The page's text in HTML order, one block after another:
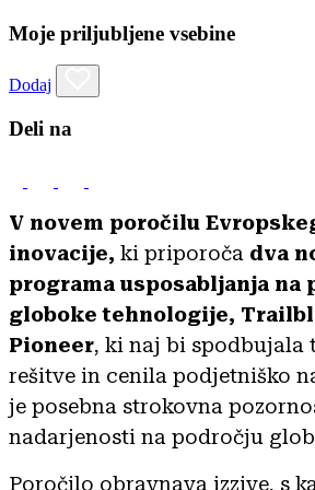
Moje priljubljene vsebine
Dodaj
Deli na
V novem poročilu
inovacije, ki priporoča dva
programa usposabljanja na
globoke tehnologije,
Pioneer, ki naj bi spodbujala
rešitve in cenila podjetniško
je posebna strokovna
nadarjenosti na področju
Poročilo obravnava izzive, s